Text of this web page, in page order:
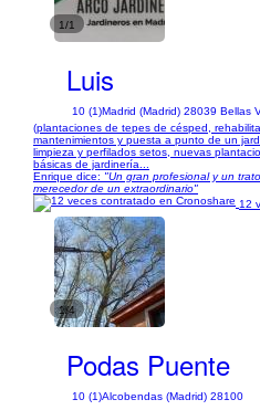
1/1
Luis
10 (1)Madrid (Madrid) 28039 Bellas
(plantaciones de tepes de césped,
mantenimientos y puesta a punto de un
limpieza y perfilados setos, nuevas
básicas de jardinería...
Enrique dice: "Un gran profesional y un
merecedor de un extraordinario"
12
1/4
Podas Puente
10 (1)Alcobendas (Madrid) 28100